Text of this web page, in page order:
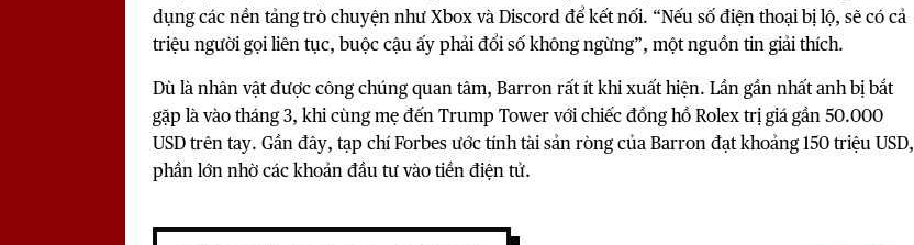
dụng các nền tảng trò chuyện như Xbox và Discord để kết nối. “Nếu số điện thoại bị lộ, sẽ có cả
triệu người gọi liên tục, buộc cậu ấy phải đổi số không ngừng”, một nguồn tin giải thích.
Dù là nhân vật được công chúng quan tâm, Barron rất ít khi xuất hiện. Lần gần nhất anh bị bắt
gặp là vào tháng 3, khi cùng mẹ đến Trump Tower với chiếc đồng hồ Rolex trị giá gần 50.000
USD trên tay. Gần đây, tạp chí Forbes ước tính tài sản ròng của Barron đạt khoảng 150 triệu USD,
phần lớn nhờ các khoản đầu tư vào tiền điện tử.